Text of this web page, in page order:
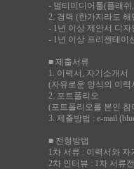
- 멀티미디어툴(플래
2. 경력 (한가지라도
- 1년 이상 제안서 디자
- 1년 이상 프리젠테이
■ 제출서류
1. 이력서, 자기소개서
(자유로운 양식의 이
2. 포트폴리오
(포트폴리오를 본인
3. 제출방법 : e-mail
■ 전형방법
1차 서류 : 이력서와
2차 인터뷰 : 1차 서류